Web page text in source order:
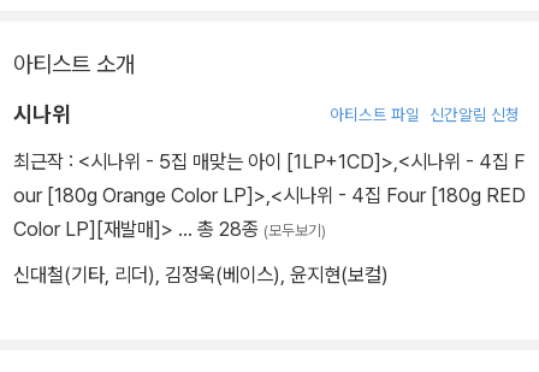
아티스트 소개
시나위 아티스트 파일 신간알림 신청
최근작 : <시나위 - 5집 매맞는 아이 [1LP+1CD]>,<시나위 - 4집 F
our [180g Orange Color LP]>,<시나위 - 4집 Four [180g RED
Color LP][재발매]> … 총 28종 (모두보기)
신대철(기타, 리더), 김정욱(베이스), 윤지현(보컬)